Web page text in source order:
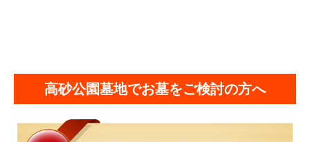
高砂公園墓地でお墓をご検討の方へ